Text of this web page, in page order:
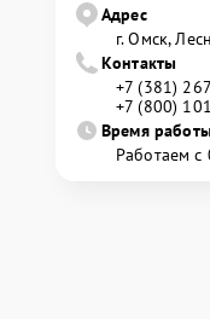
Адрес
г. Омск,
Контакты
+7 (381)
+7 (800)
Время работы
Работаем